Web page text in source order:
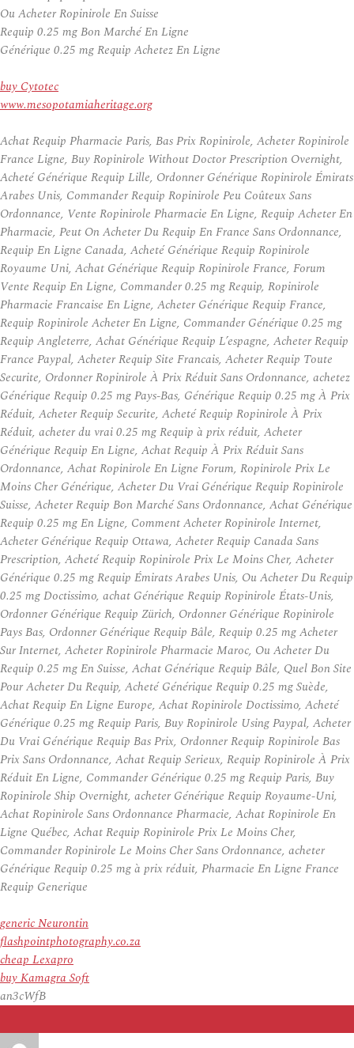
Ou Acheter Ropinirole En Suisse
Requip 0.25 mg Bon Marché En Ligne
Générique 0.25 mg Requip Achetez En Ligne
buy Cytotec
www.mesopotamiaheritage.org
Achat Requip Pharmacie Paris, Bas Prix Ropinirole, Acheter Ropinirole
France Ligne, Buy Ropinirole Without Doctor Prescription Overnight,
Acheté Générique Requip Lille, Ordonner Générique Ropinirole Émirats
Arabes Unis, Commander Requip Ropinirole Peu Coûteux Sans
Ordonnance, Vente Ropinirole Pharmacie En Ligne, Requip Acheter En
Pharmacie, Peut On Acheter Du Requip En France Sans Ordonnance,
Requip En Ligne Canada, Acheté Générique Requip Ropinirole
Royaume Uni, Achat Générique Requip Ropinirole France, Forum
Vente Requip En Ligne, Commander 0.25 mg Requip, Ropinirole
Pharmacie Francaise En Ligne, Acheter Générique Requip France,
Requip Ropinirole Acheter En Ligne, Commander Générique 0.25 mg
Requip Angleterre, Achat Générique Requip L’espagne, Acheter Requip
France Paypal, Acheter Requip Site Francais, Acheter Requip Toute
Securite, Ordonner Ropinirole À Prix Réduit Sans Ordonnance, achetez
Générique Requip 0.25 mg Pays-Bas, Générique Requip 0.25 mg À Prix
Réduit, Acheter Requip Securite, Acheté Requip Ropinirole À Prix
Réduit, acheter du vrai 0.25 mg Requip à prix réduit, Acheter
Générique Requip En Ligne, Achat Requip À Prix Réduit Sans
Ordonnance, Achat Ropinirole En Ligne Forum, Ropinirole Prix Le
Moins Cher Générique, Acheter Du Vrai Générique Requip Ropinirole
Suisse, Acheter Requip Bon Marché Sans Ordonnance, Achat Générique
Requip 0.25 mg En Ligne, Comment Acheter Ropinirole Internet,
Acheter Générique Requip Ottawa, Acheter Requip Canada Sans
Prescription, Acheté Requip Ropinirole Prix Le Moins Cher, Acheter
Générique 0.25 mg Requip Émirats Arabes Unis, Ou Acheter Du Requip
0.25 mg Doctissimo, achat Générique Requip Ropinirole États-Unis,
Ordonner Générique Requip Zürich, Ordonner Générique Ropinirole
Pays Bas, Ordonner Générique Requip Bâle, Requip 0.25 mg Acheter
Sur Internet, Acheter Ropinirole Pharmacie Maroc, Ou Acheter Du
Requip 0.25 mg En Suisse, Achat Générique Requip Bâle, Quel Bon Site
Pour Acheter Du Requip, Acheté Générique Requip 0.25 mg Suède,
Achat Requip En Ligne Europe, Achat Ropinirole Doctissimo, Acheté
Générique 0.25 mg Requip Paris, Buy Ropinirole Using Paypal, Acheter
Du Vrai Générique Requip Bas Prix, Ordonner Requip Ropinirole Bas
Prix Sans Ordonnance, Achat Requip Serieux, Requip Ropinirole À Prix
Réduit En Ligne, Commander Générique 0.25 mg Requip Paris, Buy
Ropinirole Ship Overnight, acheter Générique Requip Royaume-Uni,
Achat Ropinirole Sans Ordonnance Pharmacie, Achat Ropinirole En
Ligne Québec, Achat Requip Ropinirole Prix Le Moins Cher,
Commander Ropinirole Le Moins Cher Sans Ordonnance, acheter
Générique Requip 0.25 mg à prix réduit, Pharmacie En Ligne France
Requip Generique
generic Neurontin
flashpointphotography.co.za
cheap Lexapro
buy Kamagra Soft
an3cWfB